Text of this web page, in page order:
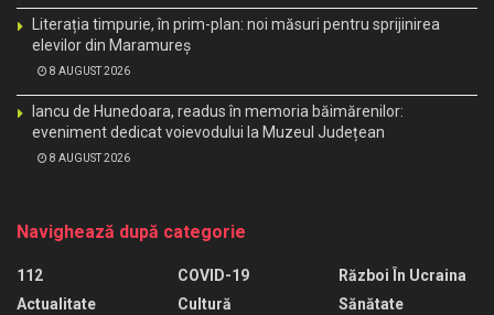
Literația timpurie, în prim-plan: noi măsuri pentru sprijinirea
elevilor din Maramureș
8 AUGUST 2026
Iancu de Hunedoara, readus în memoria băimărenilor:
eveniment dedicat voievodului la Muzeul Județean
8 AUGUST 2026
Navighează după categorie
112
Actualitate
COVID-19
Cultură
Război În Ucraina
Sănătate